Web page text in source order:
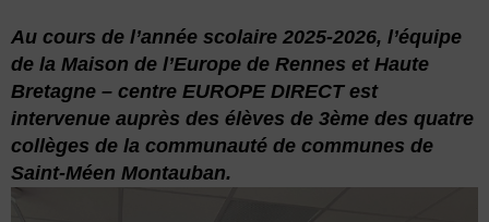
Au cours de l’année scolaire 2025-2026, l’équipe
de la Maison de l’Europe de Rennes et Haute
Bretagne – centre EUROPE DIRECT est
intervenue auprès des élèves de 3ème des quatre
collèges de la communauté de communes de
Saint-Méen Montauban.